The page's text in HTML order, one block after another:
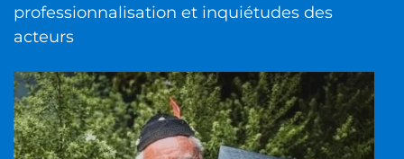
professionnalisation et inquiétudes des
acteurs